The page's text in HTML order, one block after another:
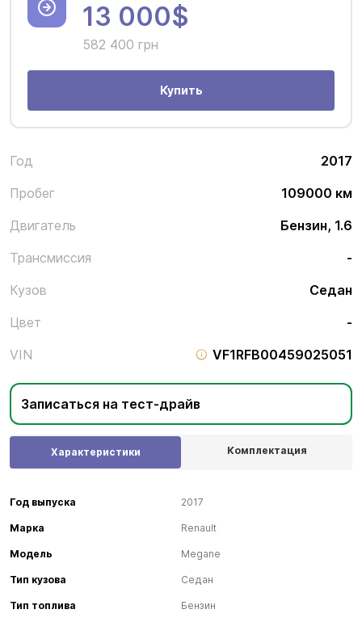
Год
2017
Пробег
109000 км
Двигатель
Бензин, 1.6
Трансмиссия
-
Кузов
Седан
Цвет
-
VIN
VF1RFB00459025051
Записаться на тест-драйв
13 000$
582 400 грн
Купить
Характеристики Комплектация
Год выпуска 2017
Марка Renault
Модель Megane
Тип кузова Седан
Тип топлива Бензин